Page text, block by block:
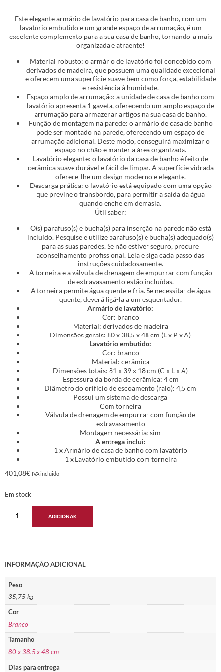
Este elegante armário de lavatório para casa de banho, com um
lavatório embutido e um grande espaço de arrumação, é um
excelente complemento para a sua casa de banho, tornando-a mais
organizada e atraente!
Material robusto: o armário de lavatório foi concebido com
derivados de madeira, que possuem uma qualidade excecional
e oferecem uma superfície suave bem como força, estabilidade
e resistência à humidade.
Espaço amplo de arrumação: a unidade de casa de banho com
lavatório apresenta 1 gaveta, oferecendo um amplo espaço de
arrumação para armazenar artigos na sua casa de banho.
Função de montagem na parede: o armário de casa de banho
pode ser montado na parede, oferecendo um espaço de
arrumação adicional. Deste modo, conseguirá maximizar o
espaço no chão e manter a área organizada.
Lavatório elegante: o lavatório da casa de banho é feito de
cerâmica suave durável e fácil de limpar. A superfície vidrada
oferece-lhe um design moderno e elegante.
Descarga prática: o lavatório está equipado com uma opção
que previne o transbordo, para permitir a saída da água
quando enche em demasia.
Útil saber:
O(s) parafuso(s) e bucha(s) para inserção na parede não está
incluído. Pesquise e utilize parafuso(s) e bucha(s) adequado(s)
para as suas paredes. Se não estiver seguro, procure
aconselhamento profissional. Leia e siga cada passo das
instruções cuidadosamente.
A torneira e a válvula de drenagem de empurrar com função
de extravasamento estão incluídas.
A torneira permite água quente e fria. Se necessitar de água
quente, deverá ligá-la a um esquentador.
Armário de lavatório:
Cor: branco
Material: derivados de madeira
Dimensões gerais: 80 x 38,5 x 48 cm (L x P x A)
Lavatório embutido:
Cor: branco
Material: cerâmica
Dimensões totais: 81 x 39 x 18 cm (C x L x A)
Espessura da borda de cerâmica: 4 cm
Diâmetro do orifício de escoamento (ralo): 4,5 cm
Possui um sistema de descarga
Com torneira
Válvula de drenagem de empurrar com função de
extravasamento
Montagem necessária: sim
A entrega inclui:
1 x Armário de casa de banho com lavatório
1 x Lavatório embutido com torneira
401,08€ IVA incluido
Em stock
ADICIONAR
INFORMAÇÃO ADICIONAL
Peso
35,75 kg
Cor
Branco
Tamanho
80 x 38.5 x 48 cm
Dias para entrega